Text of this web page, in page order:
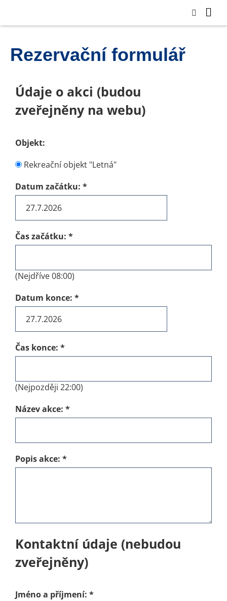
Rezervační formulář
Údaje o akci (budou
zveřejněny na webu)
Objekt:
Rekreační objekt "Letná"
Datum začátku: *
Čas začátku: *
(Nejdříve 08:00)
Datum konce: *
Čas konce: *
(Nejpozději 22:00)
Název akce: *
Popis akce: *
Kontaktní údaje (nebudou
zveřejněny)
Jméno a příjmení: *